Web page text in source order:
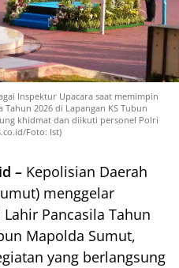
Inspektur Upacara saat memimpin
2026 di Lapangan KS Tubun
khidmat dan diikuti personel Polri
Foto: Ist)
– Kepolisian Daerah
menggelar
Pancasila Tahun
Mapolda Sumut,
yang berlangsung